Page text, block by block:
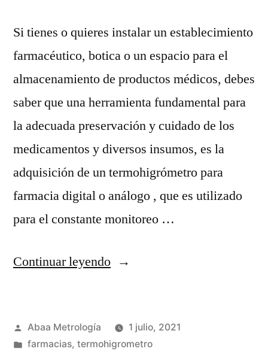
Si tienes o quieres instalar un establecimiento
farmacéutico, botica o un espacio para el
almacenamiento de productos médicos, debes
saber que una herramienta fundamental para
la adecuada preservación y cuidado de los
medicamentos y diversos insumos, es la
adquisición de un termohigrómetro para
farmacia digital o análogo , que es utilizado
para el constante monitoreo …
Continuar leyendo“¿Por
termohigrómetro
Publicado
por
Abaa Metrología
1 julio, 2021
Publicada
farmacias, termohigrometro